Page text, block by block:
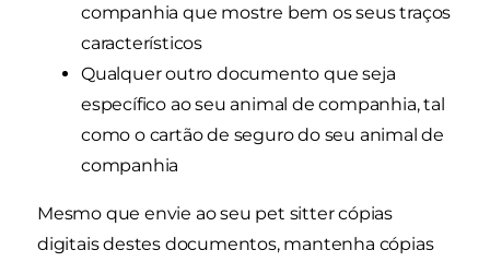
companhia que mostre bem os seus traços
característicos
Qualquer outro documento que seja
específico ao seu animal de companhia, tal
como o cartão de seguro do seu animal de
companhia
Mesmo que envie ao seu pet sitter cópias
digitais destes documentos, mantenha cópias